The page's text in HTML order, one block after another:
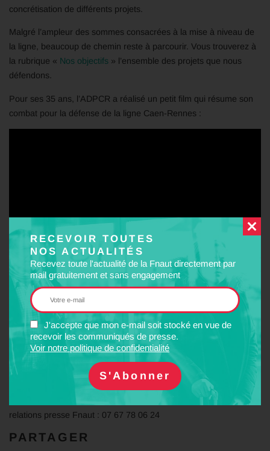
RECEVOIR TOUTES
NOS ACTUALITÉS
Recevez toute l'actualité de la Fnaut directement par
mail gratuitement et sans engagement
J'accepte que mon e-mail soit stocké en vue de
recevoir les communiqués de presse.
Voir notre politique de confidentialité
concrétisation de différents projets.
Malgré l’ampleur des sommes consacrées à la mise à niveau de
la ligne, beaucoup de chemin reste à parcourir. Vous trouverez à
la rubrique « Nos objectifs » l’ensemble des projets que nous
défendons.
Pour ses 35 ans, l’ADPCR a réalisé un petit film qui résume son
combat pour la défense de la ligne Caen-Rennes :
Co-Présidents : Pierre Havard et Daniel Grébouval (vice-
président de la Fnaut)
Actualités de l’ADPCR
Nina Soto, responsable communication et
relations presse Fnaut : 07 67 78 06 24
PARTAGER